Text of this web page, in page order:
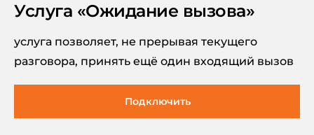
Услуга «Ожидание вызова»
услуга позволяет, не прерывая текущего
разговора, принять ещё один входящий вызов
Подключить